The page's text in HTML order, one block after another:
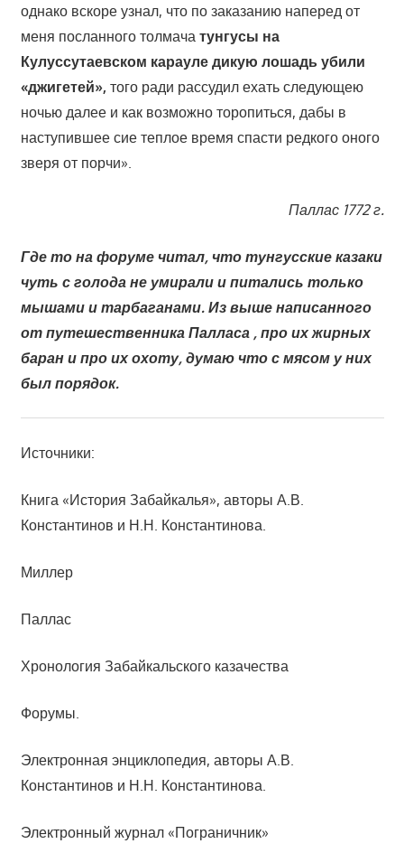
однако вскоре узнал, что по заказанию наперед от
меня посланного толмача тунгусы на
Кулуссутаевском карауле дикую лошадь убили
«джигетей», того ради рассудил ехать следующею
ночью далее и как возможно торопиться, дабы в
наступившее сие теплое время спасти редкого оного
зверя от порчи».
Паллас1772 г.
Где то на форуме читал, что тунгусские казаки
чуть с голода не умирали и питались только
мышами и тарбаганами. Из выше написанного
от путешественника Палласа , про их жирных
баран и про их охоту, думаю что с мясом у них
был порядок.
Источники:
Книга «История Забайкалья», авторы А.В.
Константинов и Н.Н. Константинова.
Миллер
Паллас
Хронология Забайкальского казачества
Форумы.
Электронная энциклопедия, авторы А.В.
Константинов и Н.Н. Константинова.
Электронный журнал «Пограничник»